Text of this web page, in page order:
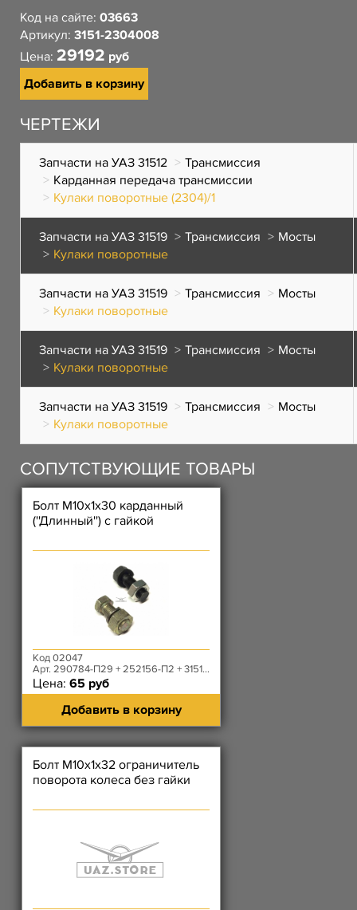
Код на сайте: 03663
Артикул: 3151-2304008
Цена: 29192 руб
Добавить в корзину
ЧЕРТЕЖИ
Запчасти на УАЗ 31512
Трансмиссия
Карданная передача трансмиссии
Кулаки поворотные (2304)/1
Запчасти на УАЗ 31519 Трансмиссия
Мосты
Кулаки поворотные
Запчасти на УАЗ 31519 Трансмиссия
Мосты
Кулаки поворотные
Запчасти на УАЗ 31519 Трансмиссия
Мосты
Кулаки поворотные
Запчасти на УАЗ 31519 Трансмиссия
Мосты
Кулаки поворотные
СОПУТСТВУЮЩИЕ ТОВАРЫ
Болт М10х1х30 карданный
(''Длинный'') с гайкой
Код 02047
Арт. 290784-П29 + 252156-П2 + 3151-20-2401059-10
Цена: 65 руб
Добавить в корзину
Болт М10х1х32 ограничитель
поворота колеса без гайки